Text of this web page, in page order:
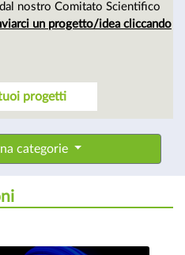
nostro Comitato Scientifico
un progetto/idea cliccando
progetti
categorie